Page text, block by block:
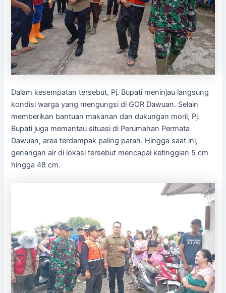
Dalam kesempatan tersebut, Pj. Bupati meninjau langsung
kondisi warga yang mengungsi di GOR Dawuan. Selain
memberikan bantuan makanan dan dukungan moril, Pj.
Bupati juga memantau situasi di Perumahan Permata
Dawuan, area terdampak paling parah. Hingga saat ini,
genangan air di lokasi tersebut mencapai ketinggian 5 cm
hingga 48 cm.